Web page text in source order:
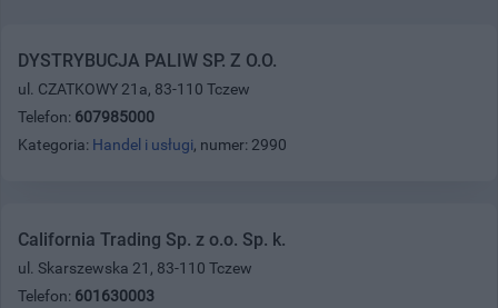
DYSTRYBUCJA PALIW SP. Z O.O.
ul. CZATKOWY 21a, 83-110 Tczew
Telefon: 607985000
Kategoria: Handel i usługi, numer: 2990
California Trading Sp. z o.o. Sp. k.
ul. Skarszewska 21, 83-110 Tczew
Telefon: 601630003